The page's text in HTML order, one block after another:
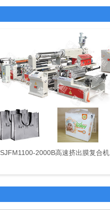
SJFM1100-2000B高速挤出膜复合机